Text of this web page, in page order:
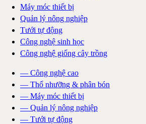
Máy móc thiết bị
Quản lý nông nghiệp
Tưới tự động
Công nghệ sinh học
Công nghệ giống cây trồng
— Công nghệ cao
— Thổ nhưỡng & phân bón
— Máy móc thiết bị
— Quản lý nông nghiệp
— Tưới tự động